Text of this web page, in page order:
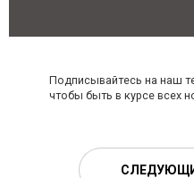
Подписывайтесь на наш
чтобы быть в курсе всех